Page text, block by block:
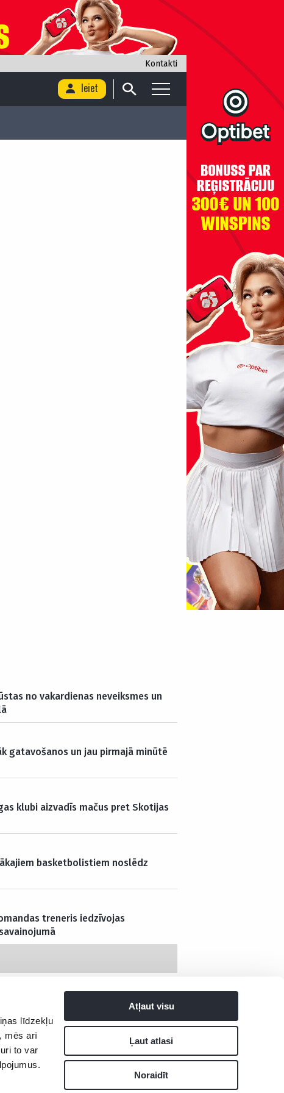
līdzekļu
mēs arī
to var
Atļaut visu
Ļaut atlasi
Noraidīt
Kontakti
Ieiet
no vakardienas neveiksmes un
gatavošanos un jau pirmajā minūtē
klubi aizvadīs mačus pret Skotijas
basketbolistiem noslēdz
treneris iedzīvojas
politika